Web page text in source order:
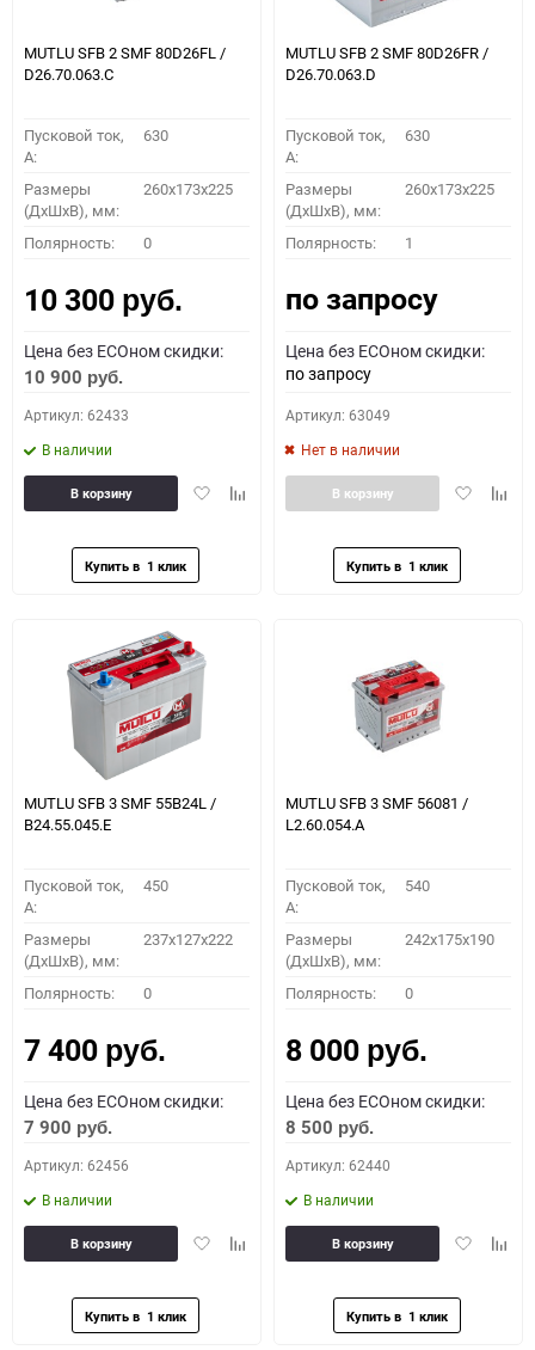
MUTLU SFB 2 SMF 80D26FL /
D26.70.063.C
Пусковой ток,
A:
630
Размеры
(ДхШхВ), мм:
260x173x225
Полярность: 0
10 300 руб.
Цена без ECOном скидки:
10 900 руб.
Артикул: 62433
В наличии
ДобавитьДобавить
В корзину
MUTLU SFB 2 SMF 80D26FR /
D26.70.063.D
Пусковой ток,
A:
630
Размеры
(ДхШхВ), мм:
260x173x225
Полярность: 1
по запросу
Цена без ECOном скидки:
по запросу
Артикул: 63049
Нет в наличии
Добавить
В корзину
MUTLU SFB 3 SMF 55B24L /
B24.55.045.E
Пусковой ток,
A:
450
Размеры
(ДхШхВ), мм:
237x127x222
Полярность: 0
7 400 руб.
Цена без ECOном скидки:
7 900 руб.
Артикул: 62456
В наличии
ДобавитьДобавить
В корзину
MUTLU SFB 3 SMF 56081 /
L2.60.054.A
Пусковой ток,
A:
540
Размеры
(ДхШхВ), мм:
242x175x190
Полярность: 0
8 000 руб.
Цена без ECOном скидки:
8 500 руб.
Артикул: 62440
В наличии
Добавить
В корзину